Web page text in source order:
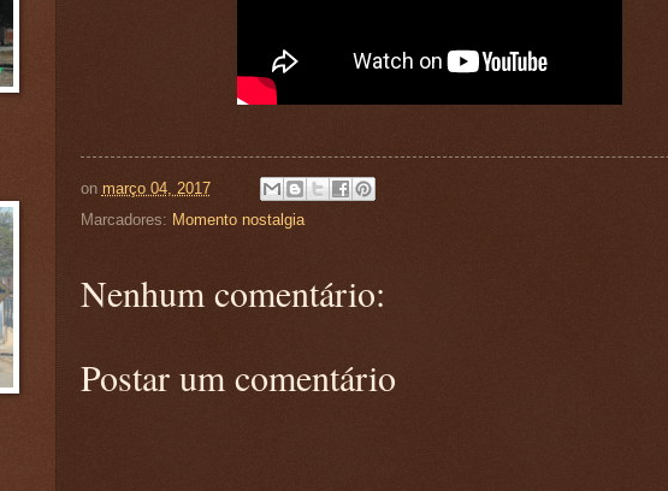
on março 04, 2017
Marcadores: Momento nostalgia
Nenhum comentário:
Postar um comentário